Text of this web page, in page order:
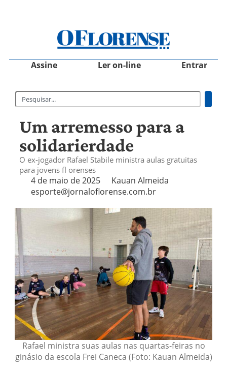
Assine Ler on-line Entrar
Um arremesso para a
solidarierdade
O ex-jogador Rafael Stabile ministra aulas gratuitas
para jovens fl orenses
4 de maio de 2025
Kauan Almeida
esporte@jornaloflorense.com.br
Rafael ministra suas aulas nas quartas-feiras no
ginásio da escola Frei Caneca (Foto: Kauan Almeida)